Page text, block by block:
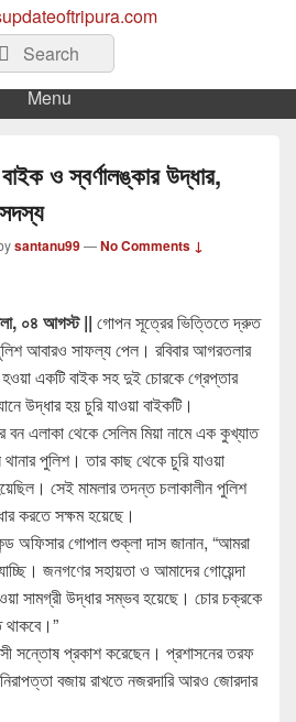
Version online news & infotainment portal
in Tripura.
Search
Menu
ও স্বর্ণালঙ্কার উদ্ধার,
santanu99—No Comments ↓
০৪ আগস্ট || গোপন সূত্রের ভিত্তিতে দ্রুত
আবারও সাফল্য পেল। রবিবার আগরতলার
হওয়া একটি বাইক সহ দুই চোরকে গ্রেপ্তার
উদ্ধার হয় চুরি যাওয়া বাইকটি।
এলাকা থেকে সেলিম মিয়া নামে এক কুখ্যাত
পুলিশ। তার কাছ থেকে চুরি যাওয়া
সেই মামলার তদন্ত চলাকালীন পুলিশ
করতে সক্ষম হয়েছে।
অফিসার গোপাল শুক্লা দাস জানান, “আমরা
জনগণের সহায়তা ও আমাদের গোয়েন্দা
সামগ্রী উদ্ধার সম্ভব হয়েছে। চোর চক্রকে
থাকবে।”
সন্তোষ প্রকাশ করেছেন। প্রশাসনের তরফ
বজায় রাখতে নজরদারি আরও জোরদার